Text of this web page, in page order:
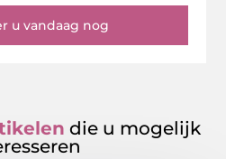
u vandaag nog
die u mogelijk